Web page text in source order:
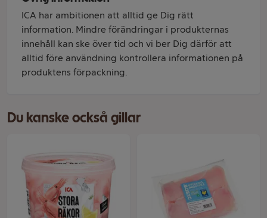
ICA har ambitionen att alltid ge Dig rätt
information. Mindre förändringar i produkternas
innehåll kan ske över tid och vi ber Dig därför att
alltid före användning kontrollera informationen på
produktens förpackning.
Du kanske också gillar